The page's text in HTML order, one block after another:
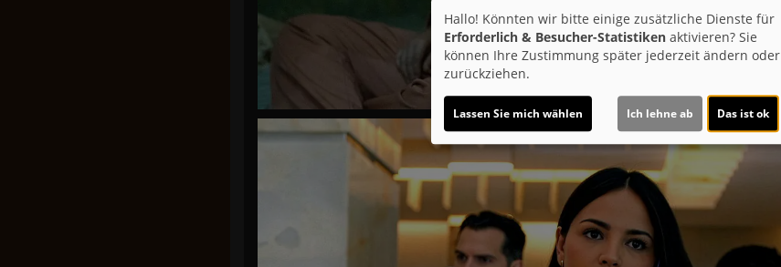
Hallo! Könnten wir bitte einige zusätzliche Dienste für
Erforderlich & Besucher-Statistiken aktivieren? Sie
können Ihre Zustimmung später jederzeit ändern oder
zurückziehen.
Lassen Sie mich wählen Ich lehne ab Das ist ok